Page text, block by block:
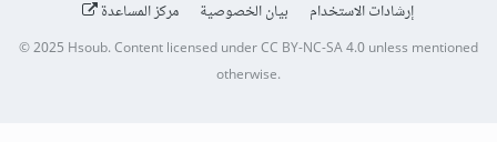
إرشادات الاستخدام
بيان الخصوصية مركز المساعدة
© 2025Hsoub.Content licensed underCC BY-NC-SA 4.0unless mentioned
otherwise.